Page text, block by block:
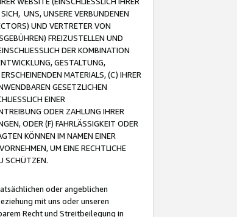
UNS, UNSERE VERBUNDENEN
UND VERTRETER VON
FREIZUSTELLEN UND
DER KOMBINATION
GESTALTUNG,
MATERIALS, (C) IHRER
GESETZLICHEN
EINER
ODER ZAHLUNG IHRER
ODER (F) FAHRLÄSSIGKEIT ODER
KÖNNEN IM NAMEN EINER
UM EINE RECHTLICHE
SCHÜTZEN.
oder angeblichen
mit uns oder unseren
Recht und Streitbeilegung in